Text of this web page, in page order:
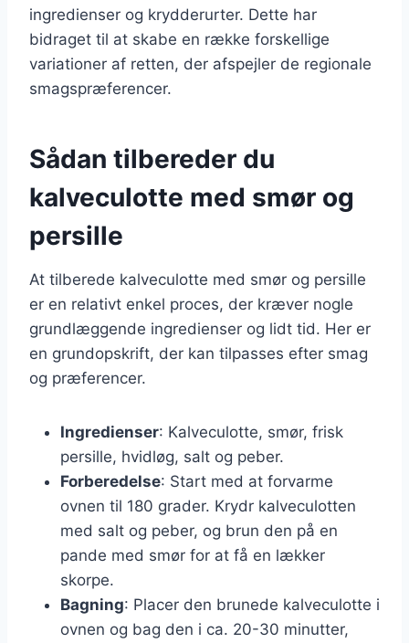
ingredienser og krydderurter. Dette har
bidraget til at skabe en række forskellige
variationer af retten, der afspejler de regionale
smagspræferencer.
Sådan tilbereder du
kalveculotte med smør og
persille
At tilberede kalveculotte med smør og persille
er en relativt enkel proces, der kræver nogle
grundlæggende ingredienser og lidt tid. Her er
en grundopskrift, der kan tilpasses efter smag
og præferencer.
Ingredienser: Kalveculotte, smør, frisk
persille, hvidløg, salt og peber.
Forberedelse: Start med at forvarme
ovnen til 180 grader. Krydr kalveculotten
med salt og peber, og brun den på en
pande med smør for at få en lækker
skorpe.
Bagning: Placer den brunede kalveculotte i
ovnen og bag den i ca. 20-30 minutter,